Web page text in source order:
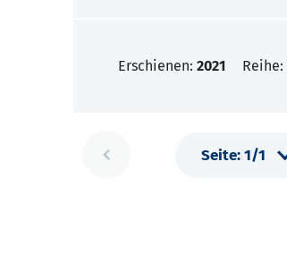
Erschienen: 2021 Reihe: